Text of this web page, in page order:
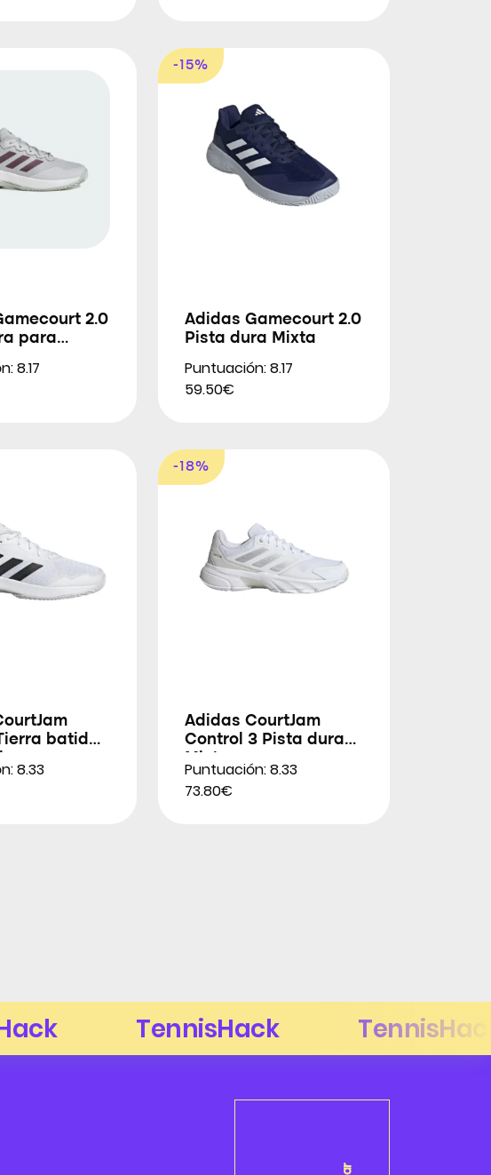
2.0
para
8.17
-15%
Adidas Gamecourt 2.0
Pista dura Mixta
Puntuación: 8.17
59.50€
batida
8.33
-18%
Adidas CourtJam
Control 3 Pista dura
Puntuación: 8.33
73.80€